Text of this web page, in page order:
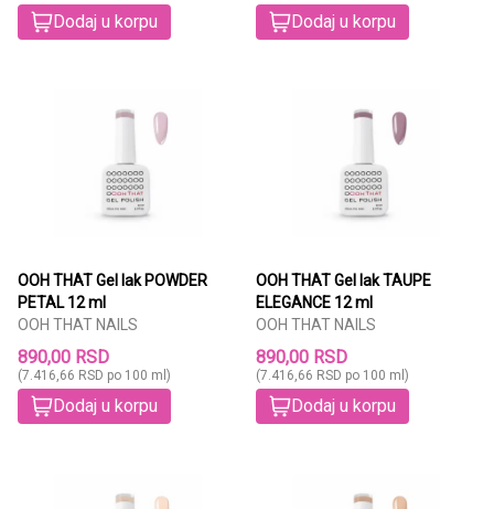
Dodaj u korpu Dodaj u korpu
OOH THAT Gel lak POWDER
PETAL 12 ml
OOH THAT NAILS
890,00 RSD
(7.416,66 RSD po 100 ml)
Dodaj u korpu
OOH THAT Gel lak TAUPE
ELEGANCE 12 ml
OOH THAT NAILS
890,00 RSD
(7.416,66 RSD po 100 ml)
Dodaj u korpu